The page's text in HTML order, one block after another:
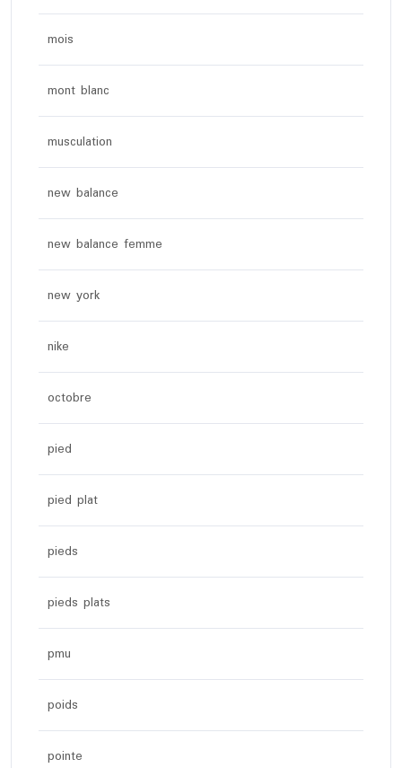
mois
mont blanc
musculation
new balance
new balance femme
new york
nike
octobre
pied
pied plat
pieds
pieds plats
pmu
poids
pointe